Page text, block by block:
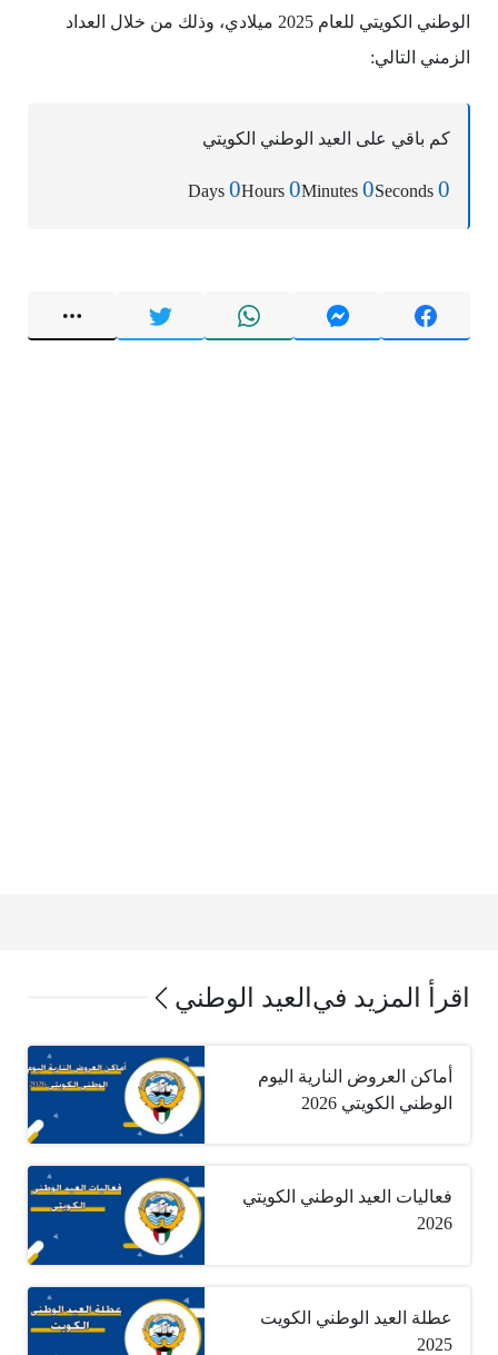
الوطني الكويتي للعام 2025 ميلادي، وذلك من خلال العداد
الزمني التالي:
كم باقي على العيد الوطني الكويتي
0
Seconds
0
Minutes
0
Hours
0
Days
اقرأ المزيد في العيد الوطني
أماكن العروض النارية اليوم
الوطني الكويتي 2026
فعاليات العيد الوطني الكويتي
2026
عطلة العيد الوطني الكويت
2025